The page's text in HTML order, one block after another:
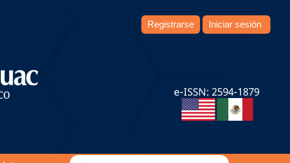
Registrarse Iniciar sesión
e-ISSN: 2594-1879